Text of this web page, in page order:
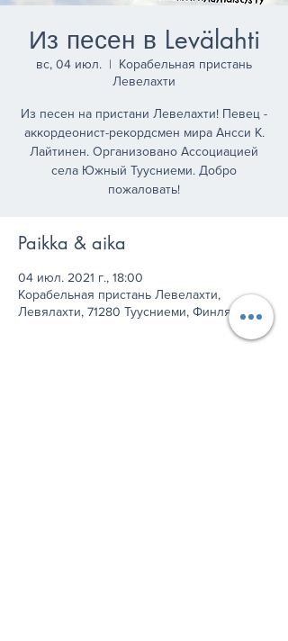
Из песен в Levälahti
вс, 04 июл.
  |
Корабельная пристань
Левелахти
Из песен на пристани Левелахти! Певец -
аккордеонист-рекордсмен мира Ансси К.
Лайтинен. Организовано Ассоциацией
села Южный Туусниеми. Добро
пожаловать!
Paikka & aika
04 июл. 2021 г., 18:00
Корабельная пристань Левелахти,
Левялахти, 71280 Туусниеми, Финляндия